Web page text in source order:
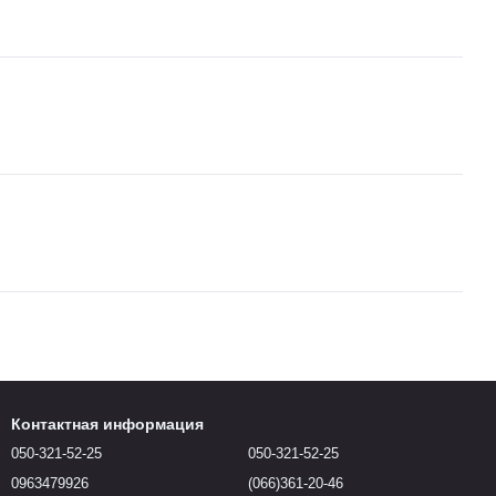
Контактная информация
050-321-52-25
0963479926
050-321-52-25
(066)361-20-46